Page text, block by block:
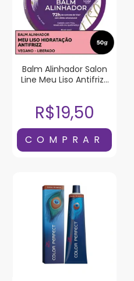
Balm Alinhador Salon
Line Meu Liso Antifrizz
R$19,50